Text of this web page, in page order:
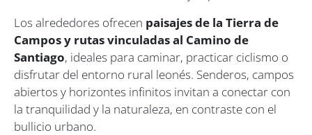
Los alrededores ofrecen paisajes de la Tierra de
Campos y rutas vinculadas al Camino de
Santiago, ideales para caminar, practicar ciclismo o
disfrutar del entorno rural leonés. Senderos, campos
abiertos y horizontes infinitos invitan a conectar con
la tranquilidad y la naturaleza, en contraste con el
bullicio urbano.